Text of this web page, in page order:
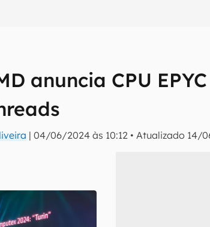
anuncia CPU
|04/06/2024 às 10:12 •Atualizado 14/
notícias e reviews sobre tecnologia em
Termos de Uso e Política de Privacidade do Canaltech.